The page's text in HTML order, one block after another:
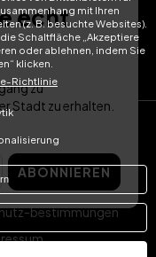
mit Ihren
(z. B. besuchte Websites).
Schaltfläche „Akzeptiere
oder ablehnen, indem Sie
klicken.
Richtlinie
19:00 CEST)
bestimmungen
echt
zu
Stadt zu erhalten.
ABONNIEREN